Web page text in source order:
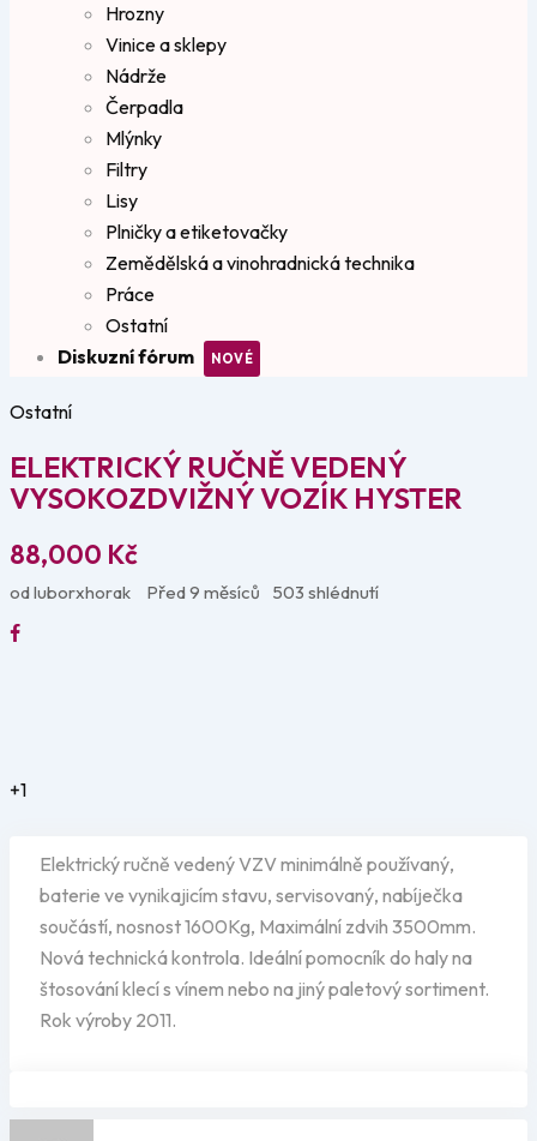
Hrozny
Vinice a sklepy
Nádrže
Čerpadla
Mlýnky
Filtry
Lisy
Plničky a etiketovačky
Zemědělská a vinohradnická technika
Práce
Ostatní
Diskuzní fórum
Ostatní
ELEKTRICKÝ RUČNĚ VEDENÝ
VYSOKOZDVIŽNÝ VOZÍK HYSTER
88,000 Kč
od luborxhorak Před 9 měsíců 503 shlédnutí
+1
Elektrický ručně vedený VZV minimálně používaný,
baterie ve vynikajicím stavu, servisovaný, nabíječka
součástí, nosnost 1600Kg, Maximální zdvih 3500mm.
Nová technická kontrola. Ideální pomocník do haly na
štosování klecí s vínem nebo na jiný paletový sortiment.
Rok výroby 2011.